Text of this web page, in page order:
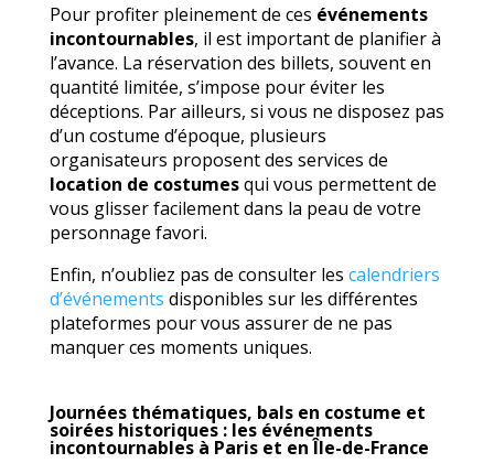
Pour profiter pleinement de ces événements
incontournables, il est important de planifier à
l’avance. La réservation des billets, souvent en
quantité limitée, s’impose pour éviter les
déceptions. Par ailleurs, si vous ne disposez pas
d’un costume d’époque, plusieurs
organisateurs proposent des services de
location de costumesqui vous permettent de
vous glisser facilement dans la peau de votre
personnage favori.
Enfin, n’oubliez pas de consulter les calendriers
d’événements disponibles sur les différentes
plateformes pour vous assurer de ne pas
manquer ces moments uniques.
Journées thématiques, bals en costume et
soirées historiques : les événements
incontournables à Paris et en Île-de-France